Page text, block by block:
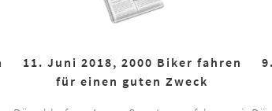
11. Juni 2018, 2000 Biker fahren
für einen guten Zweck